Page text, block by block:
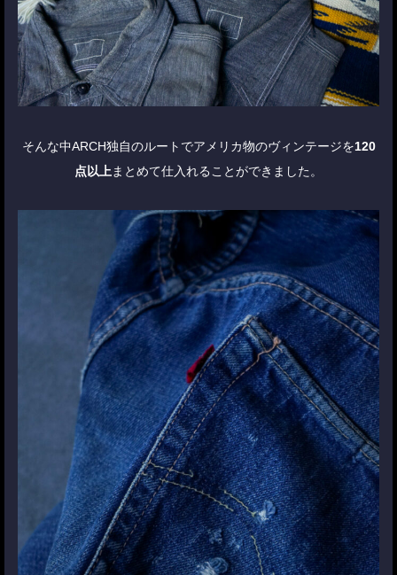
そんな中ARCH独自のルートでアメリカ物のヴィンテージを120
点以上 まとめて仕入れることができました。